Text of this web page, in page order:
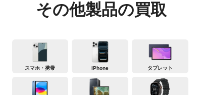
その他製品の買取
スマホ・携帯 iPhone タブレット